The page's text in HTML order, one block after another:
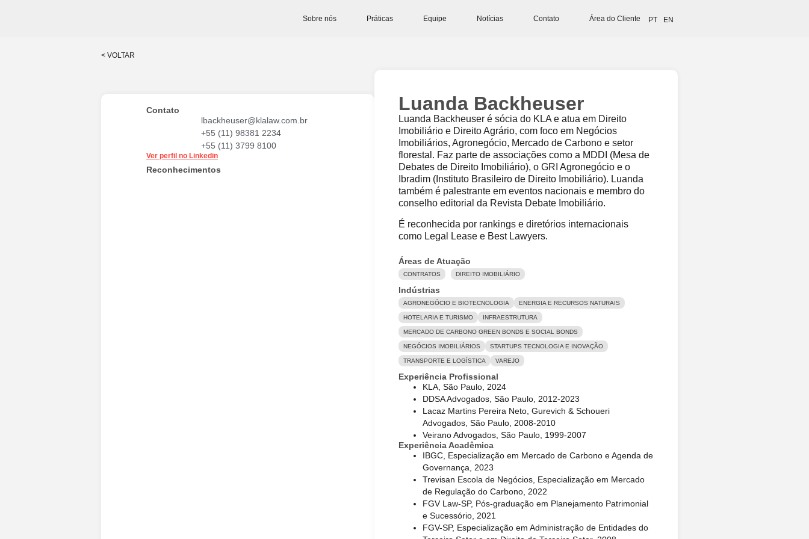
Sobre nós Práticas Equipe Notícias Contato Área do Cliente PT EN
< VOLTAR
Contato
lbackheuser@klalaw.com.br
+55 (11) 98381 2234
+55 (11) 3799 8100
Ver perfil no Linkedin
Reconhecimentos
Luanda Backheuser
Luanda Backheuser é sócia do KLA e atua em Direito
Imobiliário e Direito Agrário, com foco em Negócios
Imobiliários, Agronegócio, Mercado de Carbono e setor
florestal. Faz parte de associações como a MDDI (Mesa de
Debates de Direito Imobiliário), o GRI Agronegócio e o
Ibradim (Instituto Brasileiro de Direito Imobiliário). Luanda
também é palestrante em eventos nacionais e membro do
conselho editorial da Revista Debate Imobiliário.
É reconhecida por rankings e diretórios internacionais
como Legal Lease e Best Lawyers.
Áreas de Atuação
CONTRATOS DIREITO IMOBILIÁRIO
Indústrias
AGRONEGÓCIO E BIOTECNOLOGIA ENERGIA E RECURSOS NATURAIS
HOTELARIA E TURISMO INFRAESTRUTURA
MERCADO DE CARBONO GREEN BONDS E SOCIAL BONDS
NEGÓCIOS IMOBILIÁRIOS STARTUPS TECNOLOGIA E INOVAÇÃO
TRANSPORTE E LOGÍSTICA VAREJO
Experiência Profissional
KLA, São Paulo, 2024
DDSA Advogados, São Paulo, 2012-2023
Lacaz Martins Pereira Neto, Gurevich & Schoueri
Advogados, São Paulo, 2008-2010
Veirano Advogados, São Paulo, 1999-2007
Experiência Acadêmica
IBGC, Especialização em Mercado de Carbono e Agenda de
Governança, 2023
Trevisan Escola de Negócios, Especialização em Mercado
de Regulação do Carbono, 2022
FGV Law-SP, Pós-graduação em Planejamento Patrimonial
e Sucessório, 2021
FGV-SP, Especialização em Administração de Entidades do